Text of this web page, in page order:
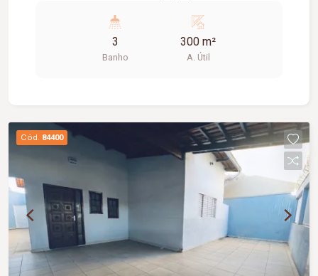
imóvel conta com 01 escritório, copa e 03
banheiros, sendo 01 adaptado para
acessibilidade, proporcionando praticidade e
3
Banho
300 m²
A. Útil
Cód. 84400